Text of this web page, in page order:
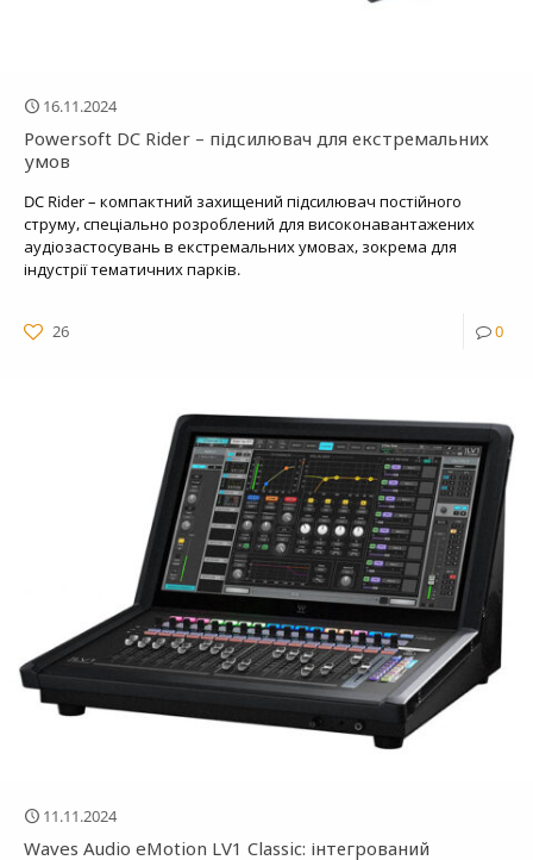
16.11.2024
Powersoft DC Rider – підсилювач для екстремальних
умов
DC Rider – компактний захищений підсилювач постійного
струму, спеціально розроблений для високонавантажених
аудіозастосувань в екстремальних умовах, зокрема для
індустрії тематичних парків.
26 0
11.11.2024
Waves Audio eMotion LV1 Classic: інтегрований